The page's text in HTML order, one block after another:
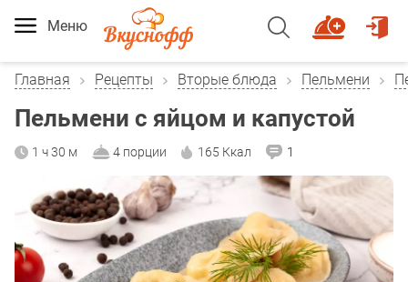
Меню
Главная Рецепты Вторые блюда Пельмени
Пельмени с яйцом и капустой
1 ч 30 м 4 порции 165 Ккал 1